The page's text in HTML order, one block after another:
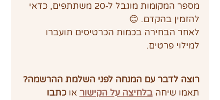
מספר המקומות מוגבל ל-20 משתתפים, כדאי
להזמין בהקדם. 😊
לאחר הבחירה בכמות הכרטיסים תועברו
למילוי פרטים.
רוצה לדבר עם המנחה לפני השלמת ההרשמה?
תאמו שיחה בלחיצה על הקישור או כתבו